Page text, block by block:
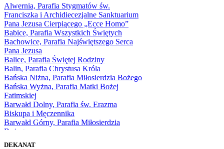
1968
1969
1970
1971
1972
1973
1974
1975
1976
1977
1978
1979
1980
1981
1983
Alwernia, Parafia Stygmatów św.
Franciszka i Archidiecezjalne Sanktuarium
Pana Jezusa Cierpiącego „Ecce Homo”
Babice, Parafia Wszystkich Świętych
Bachowice, Parafia Najświętszego Serca
Pana Jezusa
Balice, Parafia Świętej Rodziny
Balin, Parafia Chrystusa Króla
Bańska Niżna, Parafia Miłosierdzia Bożego
Bańska Wyżna, Parafia Matki Bożej
Fatimskiej
Barwałd Dolny, Parafia św. Erazma
Biskupa i Męczennika
Barwałd Górny, Parafia Miłosierdzia
Bożego
DEKANAT